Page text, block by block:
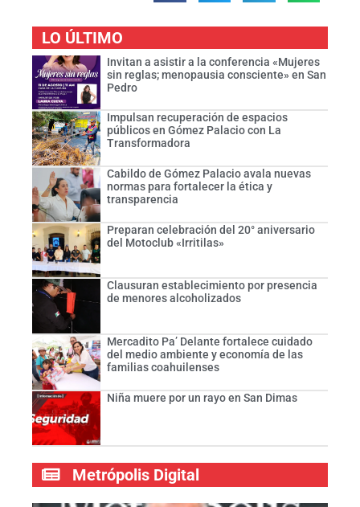
LO ÚLTIMO
Invitan a asistir a la conferencia «Mujeres
sin reglas; menopausia consciente» en San
Pedro
Impulsan recuperación de espacios
públicos en Gómez Palacio con La
Transformadora
Cabildo de Gómez Palacio avala nuevas
normas para fortalecer la ética y
transparencia
Preparan celebración del 20° aniversario
del Motoclub «Irritilas»
Clausuran establecimiento por presencia
de menores alcoholizados
Mercadito Pa’ Delante fortalece cuidado
del medio ambiente y economía de las
familias coahuilenses
Niña muere por un rayo en San Dimas
Metrópolis Digital